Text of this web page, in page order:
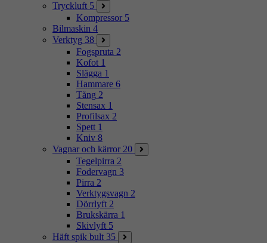
Tryckluft 5
Kompressor 5
Bilmaskin 4
Verktyg 38
Fogspruta 2
Kofot 1
Slägga 1
Hammare 6
Tång 2
Stensax 1
Profilsax 2
Spett 1
Kniv 8
Vagnar och kärror 20
Tegelpirra 2
Fodervagn 3
Pirra 2
Verktygsvagn 2
Dörrlyft 2
Brukskärra 1
Skivlyft 5
Häft spik bult 35